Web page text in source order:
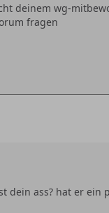
deinem wg-
fragen
dein ass? hat er ein